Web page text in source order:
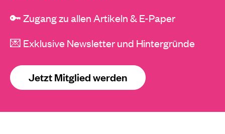
🔑 Zugang zu allen Artikeln & E-Paper
💌 Exklusive Newsletter und Hintergründe
Jetzt Mitglied werden